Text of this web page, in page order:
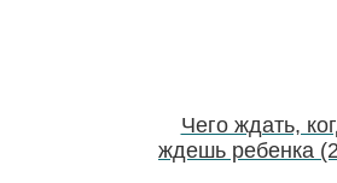
Чего ждать,
ждешь ребенка